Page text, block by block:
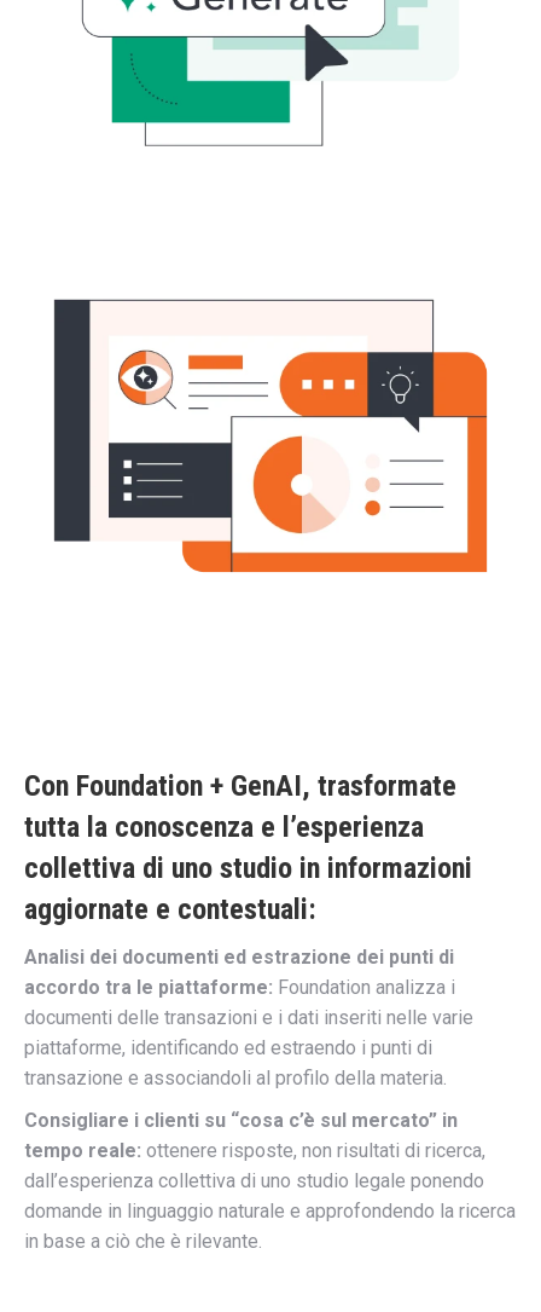
Con Foundation + GenAI, trasformate
tutta la conoscenza e l’esperienza
collettiva di uno studio in informazioni
aggiornate e contestuali:
Analisi dei documenti ed estrazione dei punti di
accordo tra le piattaforme: Foundation analizza i
documenti delle transazioni e i dati inseriti nelle varie
piattaforme, identificando ed estraendo i punti di
transazione e associandoli al profilo della materia.
Consigliare i clienti su “cosa c’è sul mercato” in
tempo reale: ottenere risposte, non risultati di ricerca,
dall’esperienza collettiva di uno studio legale ponendo
domande in linguaggio naturale e approfondendo la ricerca
in base a ciò che è rilevante.